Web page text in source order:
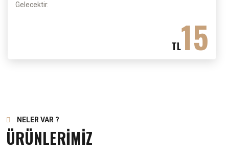
Gelecektir.
TL15
NELER VAR ?
ÜRÜNLERİMİZ